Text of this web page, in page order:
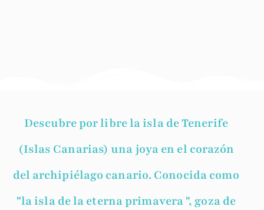
Descubre por libre la isla de Tenerife
(Islas Canarias) una joya en el corazón
del archipiélago canario. Conocida como
"la isla de la eterna primavera ", goza de